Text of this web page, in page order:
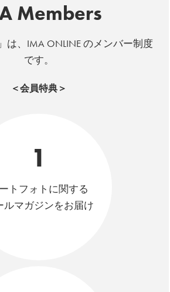
Members
」は、IMA ONLINE のメンバー制度
です。
＜会員特典＞
1
トフォトに関する
ルマガジンをお届け